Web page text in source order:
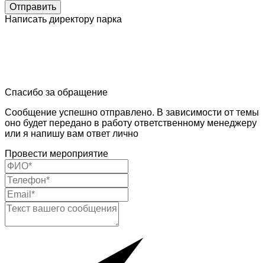
Отправить
Написать директору парка
Спасибо за обращение
Сообщение успешно отправлено. В зависимости от темы
оно будет передано в работу ответственному менеджеру
или я напишу вам ответ лично
Провести мероприятие